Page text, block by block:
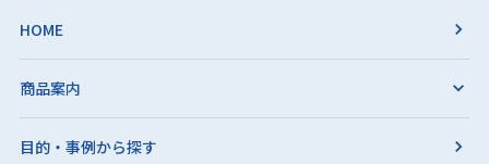
HOME
商品案内
目的・事例から探す